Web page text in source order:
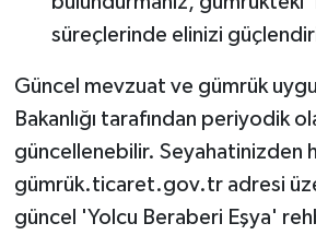
süreçlerinde elinizi
Güncel mevzuat ve gümrük
Bakanlığı tarafından periyodik
güncellenebilir. Seyahatinizden
gümrük.ticaret.gov.tr adresi
güncel 'Yolcu Beraberi Eşya'